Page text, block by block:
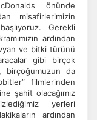
.
çerez kullanım ve
işlevleri için
çalışmaz ve
önünde
misafirlerimizin
Gerekli
ardından
ve bitki türünü
gibi birçok
birçoğumuzun da
filmlerinden
şahit olacağımız
yerleri
ardından